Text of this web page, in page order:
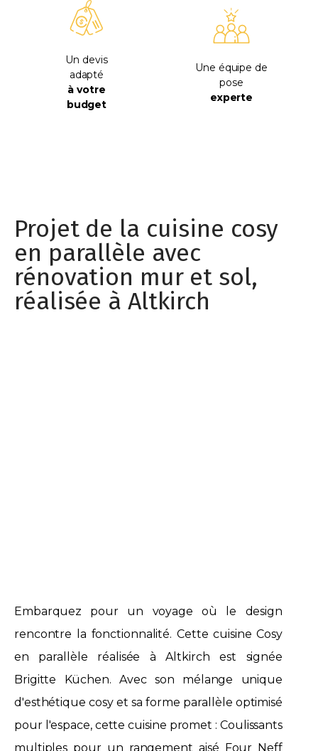
Un devis
adapté
à votre
budget
Une équipe de
pose
experte
Projet de la cuisine cosy
en parallèle avec
rénovation mur et sol,
réalisée à Altkirch
Embarquez pour un voyage où le design
rencontre la fonctionnalité. Cette cuisine Cosy
en parallèle réalisée à Altkirch est signée
Brigitte Küchen. Avec son mélange unique
d'esthétique cosy et sa forme parallèle optimisé
pour l'espace, cette cuisine promet : Coulissants
multiples pour un rangement aisé Four Neff